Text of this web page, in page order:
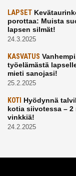
LAPSET
porottaa: Muista
lapsen silmät!
24.3.2025
KASVATUS
työelämästä
mieti sanojasi!
25.2.2025
KOTI Hyödynnä
kotia siivotessa – 2
vinkkiä!
24.2.2025